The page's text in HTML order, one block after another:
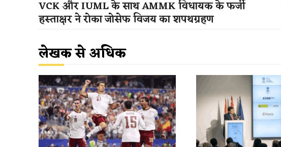
VCK और IUML के साथ AMMK विधायक के फर्जी
हस्ताक्षर ने रोका जोसेफ विजय का शपथग्रहण
लेखक से अधिक